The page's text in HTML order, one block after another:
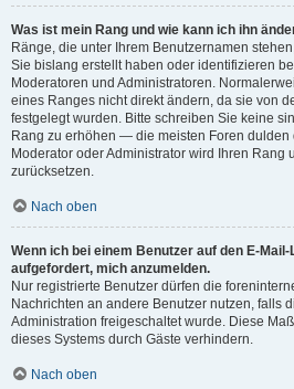
Was ist mein Rang und wie kann ich ihn
Ränge, die unter Ihrem Benutzernamen
Sie bislang erstellt haben oder identifizieren
Moderatoren und Administratoren.
eines Ranges nicht direkt ändern, da sie von
festgelegt wurden. Bitte schreiben Sie keine
Rang zu erhöhen — die meisten Foren dulden
Moderator oder Administrator wird Ihren Rang
zurücksetzen.
Nach oben
Wenn ich bei einem Benutzer auf den E-
aufgefordert, mich anzumelden.
Nur registrierte Benutzer dürfen die
Nachrichten an andere Benutzer nutzen, falls
Administration freigeschaltet wurde. Diese
dieses Systems durch Gäste verhindern.
Nach oben